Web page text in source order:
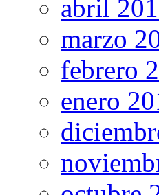
abril
marzo
febrero
enero